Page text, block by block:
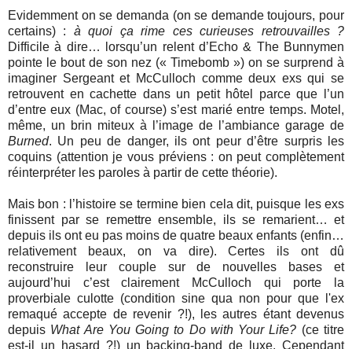
Evidemment on se demanda (on se demande toujours, pour
certains) : à quoi ça rime ces curieuses retrouvailles ?
Difficile à dire… lorsqu’un relent d’Echo & The Bunnymen
pointe le bout de son nez (« Timebomb ») on se surprend à
imaginer Sergeant et McCulloch comme deux exs qui se
retrouvent en cachette dans un petit hôtel parce que l’un
d’entre eux (Mac, of course) s’est marié entre temps. Motel,
même, un brin miteux à l’image de l’ambiance garage de
Burned. Un peu de danger, ils ont peur d’être surpris les
coquins (attention je vous préviens : on peut complètement
réinterpréter les paroles à partir de cette théorie).
Mais bon : l’histoire se termine bien cela dit, puisque les exs
finissent par se remettre ensemble, ils se remarient… et
depuis ils ont eu pas moins de quatre beaux enfants (enfin…
relativement beaux, on va dire). Certes ils ont dû
reconstruire leur couple sur de nouvelles bases et
aujourd’hui c’est clairement McCulloch qui porte la
proverbiale culotte (condition sine qua non pour que l'ex
remaqué accepte de revenir ?!), les autres étant devenus
depuis What Are You Going to Do with Your Life? (ce titre
est-il un hasard ?!) un backing-band de luxe. Cependant